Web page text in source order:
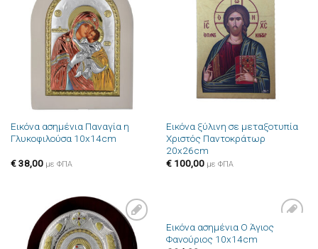
Πρόσθήκη
στην λίστα
επιθυμιών
Εικόνα ασημένια Παναγία η
Γλυκοφιλούσα 10x14cm
€38,00 με ΦΠΑ
επιθυμιών
Εικόνα ξύλινη σε μεταξοτυπία
Χριστός Παντοκράτωρ
20x26cm
€100,00 με ΦΠΑ
Πρόσθήκη
στην λίστα
Πρόσθήκη
Εικόνα ασημένια Ο Άγιος
Φανούριος 10x14cm